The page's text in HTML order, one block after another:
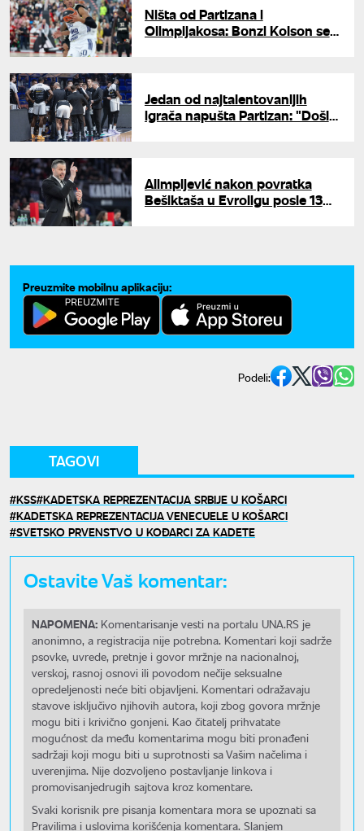
Ništa od Partizana i
Olimpijakosa: Bonzi Kolson se
Jedan od najtalentovanijih
igrača napušta Partizan: "Došlo
Alimpijević nakon povratka
Bešiktaša u Evroligu posle 13
Preuzmite mobilnu aplikaciju:
Podeli:
TAGOVI
KSS KADETSKA REPREZENTACIJA SRBIJE U KOŠARCI
KADETSKA REPREZENTACIJA VENECUELE U KOŠARCI
SVETSKO PRVENSTVO U KOĐARCI ZA KADETE
Ostavite Vaš komentar:
NAPOMENA: Komentarisanje vesti na portalu UNA.RS je
anonimno, a registracija nije potrebna. Komentari koji sadrže
psovke, uvrede, pretnje i govor mržnje na nacionalnoj,
verskoj, rasnoj osnovi ili povodom nečije seksualne
opredeljenosti neće biti objavljeni. Komentari odražavaju
stavove isključivo njihovih autora, koji zbog govora mržnje
mogu biti i krivično gonjeni. Kao čitatelj prihvatate
mogućnost da među komentarima mogu biti pronađeni
sadržaji koji mogu biti u suprotnosti sa Vašim načelima i
uverenjima. Nije dozvoljeno postavljanje linkova i
promovisanjedrugih sajtova kroz komentare.
Svaki korisnik pre pisanja komentara mora se upoznati sa
Pravilima i uslovima korišćenja komentara. Slanjem